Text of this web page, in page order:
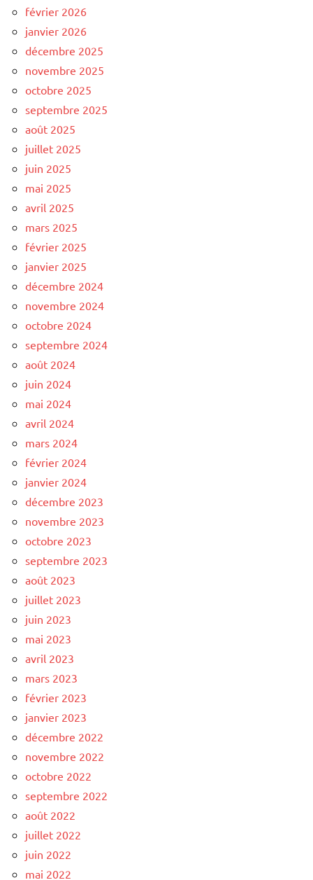
février 2026
janvier 2026
décembre 2025
novembre 2025
octobre 2025
septembre 2025
août 2025
juillet 2025
juin 2025
mai 2025
avril 2025
mars 2025
février 2025
janvier 2025
décembre 2024
novembre 2024
octobre 2024
septembre 2024
août 2024
juin 2024
mai 2024
avril 2024
mars 2024
février 2024
janvier 2024
décembre 2023
novembre 2023
octobre 2023
septembre 2023
août 2023
juillet 2023
juin 2023
mai 2023
avril 2023
mars 2023
février 2023
janvier 2023
décembre 2022
novembre 2022
octobre 2022
septembre 2022
août 2022
juillet 2022
juin 2022
mai 2022